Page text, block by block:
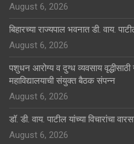
August 6, 2026
बिहारच्या राज्यपाल भवनात डी. वाय.
August 6, 2026
पशुधन आरोग्य व दुग्ध व्यवसाय वृद्धीसाठी
महाविद्यालयाची संयुक्त बैठक संपन्न
August 6, 2026
डॉ. डी. वाय. पाटील यांच्या विचारांचा
August 6, 2026